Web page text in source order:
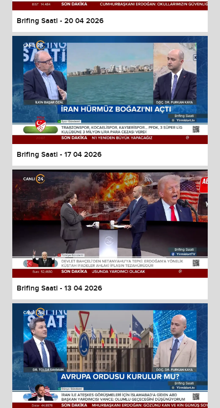
Brifing Saati - 20 04 2026
Brifing Saati - 17 04 2026
Brifing Saati - 13 04 2026